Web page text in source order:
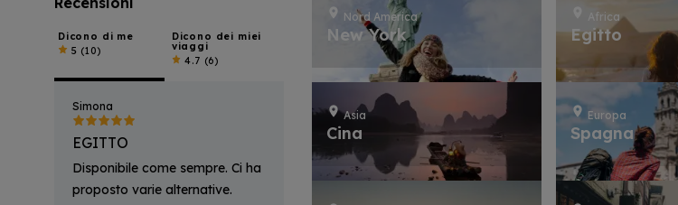
Dicono di me
5 (10)
Dicono dei miei
viaggi
4.7 (6)
Simona
EGITTO
Disponibile come sempre. Ci ha
proposto varie alternative.
Nord America
New York
Africa
Egitto
Asia
Cina
Europa
Spagna